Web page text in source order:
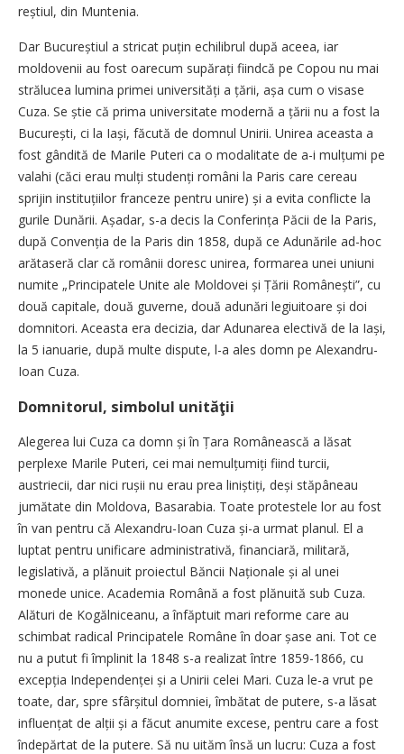
reștiul, din Muntenia.
Dar Bucureștiul a stricat puțin echilibrul după aceea, iar
moldovenii au fost oarecum supărați fiindcă pe Copou nu mai
strălucea lumina primei universități a țării, așa cum o visase
Cuza. Se știe că prima universitate modernă a țării nu a fost la
București, ci la Iași, făcută de domnul Unirii. Unirea aceasta a
fost gândită de Marile Puteri ca o modalitate de a-i mulțumi pe
valahi (căci erau mulți studenți români la Paris care cereau
sprijin instituțiilor franceze pentru unire) și a evita conflicte la
gurile Dunării. Așadar, s-a decis la Conferința Păcii de la Paris,
după Convenția de la Paris din 1858, după ce Adunările ad-hoc
arătaseră clar că românii doresc unirea, formarea unei uniuni
numite „Principatele Unite ale Moldovei și Țării Românești”, cu
două capitale, două guverne, două adunări legiuitoare și doi
domnitori. Aceasta era decizia, dar Adunarea electivă de la Iași,
la 5 ianuarie, după multe dispute, l-a ales domn pe Alexandru-
Ioan Cuza.
Domnitorul, simbolul unităţii
Alegerea lui Cuza ca domn și în Țara Românească a lăsat
perplexe Marile Puteri, cei mai nemulțumiți fiind turcii,
austriecii, dar nici rușii nu erau prea liniștiți, deși stăpâneau
jumătate din Moldova, Basarabia. Toate protestele lor au fost
în van pentru că Alexandru-Ioan Cuza și-a urmat planul. El a
luptat pentru unificare administrativă, financiară, militară,
legislativă, a plănuit proiectul Băncii Naționale și al unei
monede unice. Academia Română a fost plănuită sub Cuza.
Alături de Kogălniceanu, a înfăptuit mari reforme care au
schimbat radical Principatele Române în doar șase ani. Tot ce
nu a putut fi împlinit la 1848 s-a realizat între 1859-1866, cu
excepția Independenței și a Unirii celei Mari. Cuza le-a vrut pe
toate, dar, spre sfârșitul domniei, îmbătat de putere, s-a lăsat
influențat de alții și a făcut anumite excese, pentru care a fost
îndepărtat de la putere. Să nu uităm însă un lucru: Cuza a fost